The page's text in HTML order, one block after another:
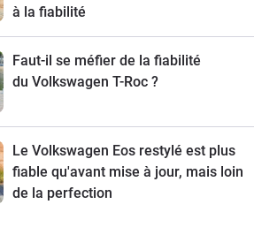
à la fiabilité
Faut-il se méfier de la fiabilité
du Volkswagen T-Roc ?
Le Volkswagen Eos restylé est plus
fiable qu'avant mise à jour, mais loin
de la perfection